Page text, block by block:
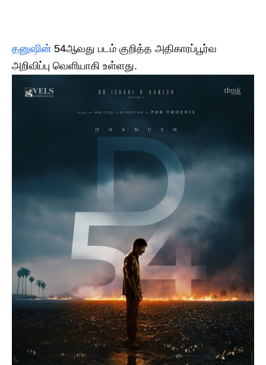
தனுஷின் 54ஆவது படம் குறித்த அதிகாரப்பூர்வ
அறிவிப்பு வெளியாகி உள்ளது.